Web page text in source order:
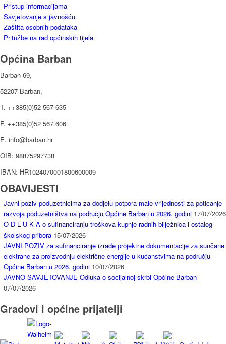
Pristup informacijama
Savjetovanje s javnošću
Zaštita osobnih podataka
Pritužbe na rad općinskih tijela
Općina Barban
Barban 69,
52207 Barban,
T. ++385(0)52 567 635
F. ++385(0)52 567 606
E. info@barban.hr
OIB: 98875297738
IBAN: HR1024070001800600009
OBAVIJESTI
Javni poziv poduzetnicima za dodjelu potpora male vrijednosti za poticanje
razvoja poduzetništva na području Općine Barban u 2026. godini 17/07/2026
O D L U K A o sufinanciranju troškova kupnje radnih bilježnica i ostalog
školskog pribora 15/07/2026
JAVNI POZIV za sufinanciranje izrade projektne dokumentacije za sunčane
elektrane za proizvodnju električne energije u kućanstvima na području
Općine Barban u 2026. godini 10/07/2026
JAVNO SAVJETOVANJE Odluka o socijalnoj skrbi Općine Barban
07/07/2026
Gradovi i općine prijatelji